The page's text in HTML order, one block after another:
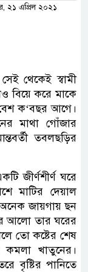
২১ এপ্রিল ২০২১
থেকেই স্বামী
বিয়ে করে মাকে
বেশ ক‘বছর আগে।
মাথা গোঁজার
তবলছড়ির
জীর্ণশীর্ণ ঘরে
মাটির দেয়াল
জায়গায় ছন
আলো তার ঘরের
তো কষ্টের শেষ
কমলা খাতুনের।
বৃষ্টির পানিতে